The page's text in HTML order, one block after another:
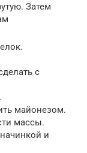
Затем
с
майонезом.
массы.
и